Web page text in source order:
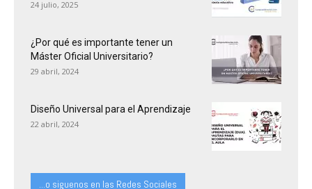
24 julio, 2025
¿Por qué es importante tener un
Máster Oficial Universitario?
29 abril, 2024
Diseño Universal para el Aprendizaje
22 abril, 2024
...o siguenos en las Redes Sociales